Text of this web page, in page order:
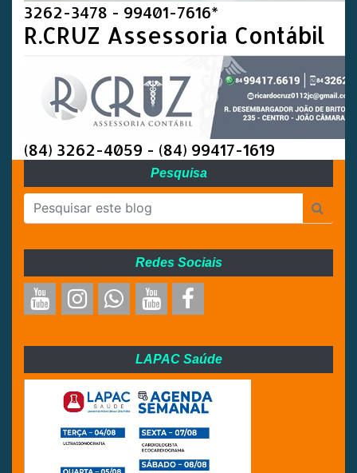
3262-3478 - 99401-7616*
R.CRUZ Assessoria Contábil
(84) 3262-4059 - (84) 99417-1619
Pesquisa
Redes Sociais
LAPAC Saúde